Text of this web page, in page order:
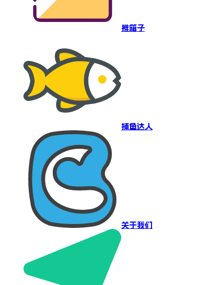
推箱子
捕鱼达人
关于我们